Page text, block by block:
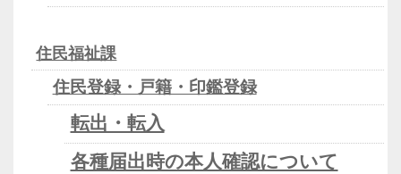
住民福祉課
住民登録・戸籍・印鑑登録
転出・転入
各種届出時の本人確認について